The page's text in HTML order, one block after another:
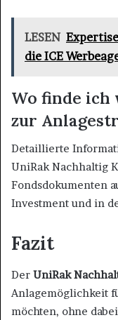
LESEN
die ICE
Wo finde
zur
Detaillierte
UniRak Nachhaltig
Fondsdokumenten
Investment und in
Fazit
Der UniRak
Anlagemöglichkeit
möchten, ohne